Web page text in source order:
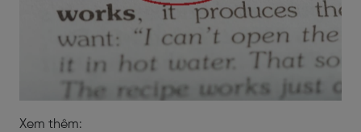
Xem thêm: